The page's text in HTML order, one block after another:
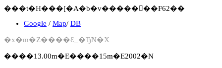
���t�H���[�A�b�v�����񍐏��F62��
Google / Map/ DB
�x�m�Z����Ԑ_�Ђ̃N�X
����13.00m�E����15m�E2002�N